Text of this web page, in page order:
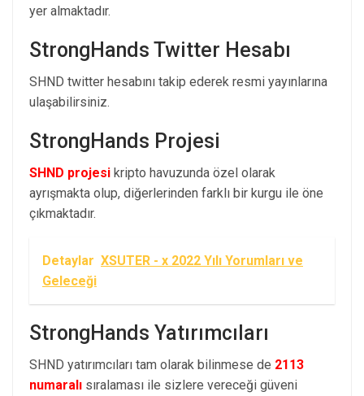
yer almaktadır.
StrongHands Twitter Hesabı
SHND twitter hesabını takip ederek resmi yayınlarına
ulaşabilirsiniz.
StrongHands Projesi
SHND projesi kripto havuzunda özel olarak
ayrışmakta olup, diğerlerinden farklı bir kurgu ile öne
çıkmaktadır.
Detaylar XSUTER - x 2022 Yılı Yorumları ve
Geleceği
StrongHands Yatırımcıları
SHND yatırımcıları tam olarak bilinmese de 2113
numaralı sıralaması ile sizlere vereceği güveni